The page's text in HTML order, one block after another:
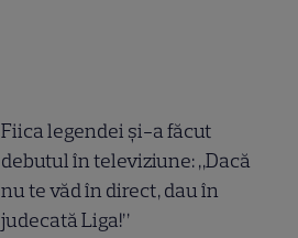
Fiica legendei și-a făcut
debutul în televiziune: „Dacă
nu te văd în direct, dau în
judecată Liga!”